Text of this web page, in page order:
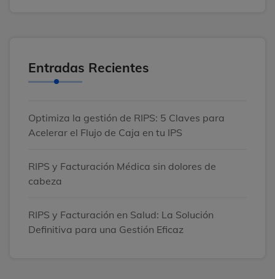
Entradas Recientes
Optimiza la gestión de RIPS: 5 Claves para
Acelerar el Flujo de Caja en tu IPS
RIPS y Facturación Médica sin dolores de
cabeza
RIPS y Facturación en Salud: La Solución
Definitiva para una Gestión Eficaz